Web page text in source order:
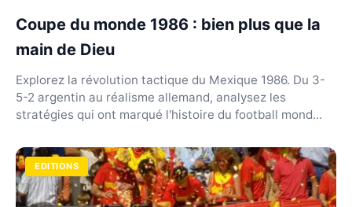
Coupe du monde 1986 : bien plus que la
main de Dieu
Explorez la révolution tactique du Mexique 1986. Du 3-
5-2 argentin au réalisme allemand, analysez les
stratégies qui ont marqué l'histoire du football mond...
EDITIONS